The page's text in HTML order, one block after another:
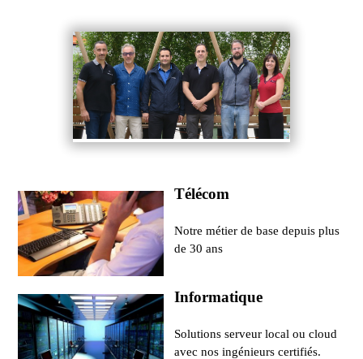
Télécom
Notre métier de base depuis plus
de 30 ans
Informatique
Solutions serveur local ou cloud
avec nos ingénieurs certifiés.